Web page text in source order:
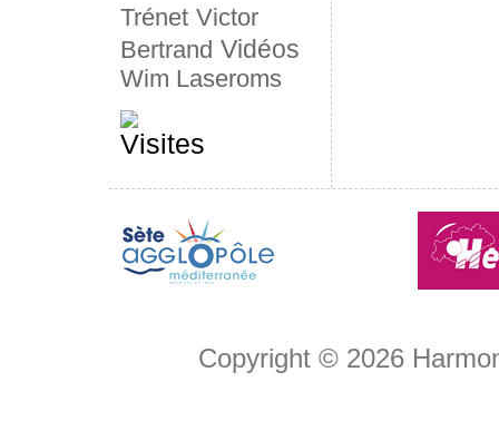
Trénet Victor
Bertrand Vidéos
Wim Laseroms
Copyright © 2026